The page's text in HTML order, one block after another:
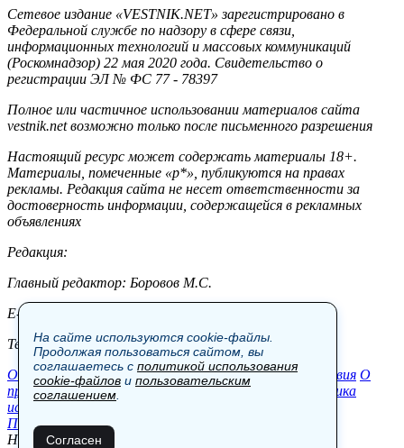
Сетевое издание «VESTNIK.NET» зарегистрировано в
Федеральной службе по надзору в сфере связи,
информационных технологий и массовых коммуникаций
(Роскомнадзор) 22 мая 2020 года. Свидетельство о
регистрации ЭЛ № ФС 77 - 78397
Полное или частичное использовании материалов сайта
vestnik.net возможно только после письменного разрешения
Настоящий ресурс может содержать материалы 18+.
Материалы, помеченные «р*», публикуются на правах
рекламы. Редакция сайта не несет ответственности за
достоверность информации, содержащейся в рекламных
объявлениях
Редакция:
Главный редактор: Боровов М.С.
E-mail: site@vestnik.net, reb.msk@yandex.ru
Тел.: +7 (921) 720-00-97
Общество Экономика Контакты В мире Происшествия О
проекте Шоу-бизнес Политика Пресс-релизы
Политика
использования cookie-файлов
Пользовательское соглашение
Новости, аналитика, прогнозы и другие материалы,
На сайте используются cookie-файлы.
Продолжая пользоваться сайтом, вы
соглашаетесь с политикой использования
cookie-файлов и пользовательским
соглашением
Согласен